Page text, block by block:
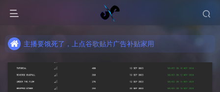
主播要饿死了，上点谷歌贴片广告补贴家用
主播要饿死了，上点谷歌贴片广告补贴家用